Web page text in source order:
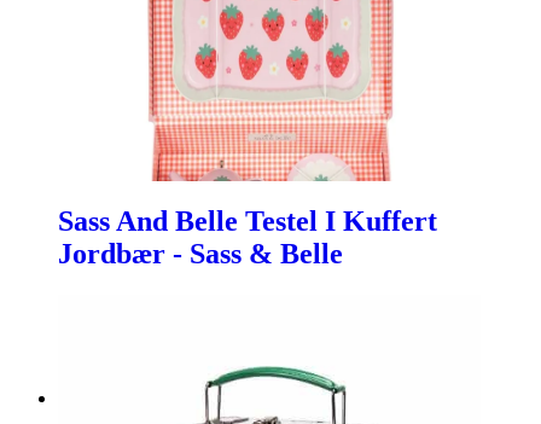
Sass And Belle Testel I Kuffert
Jordbær - Sass & Belle